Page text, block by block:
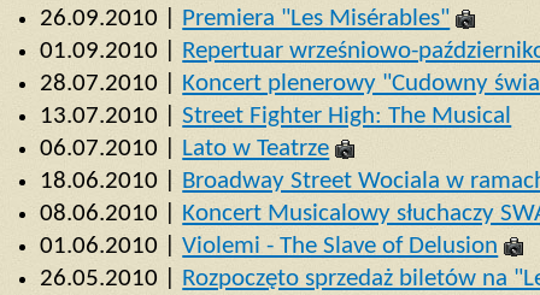
26.09.2010 | Premiera "Les Misérables"
01.09.2010 | Repertuar wrześniowo-
28.07.2010 | Koncert plenerowy "Cudowny
13.07.2010 |Street Fighter High: The Musical
06.07.2010 | Lato w Teatrze
18.06.2010 | Broadway Street Wociala w
08.06.2010 | Koncert Musicalowy słuchaczy
01.06.2010 |Violemi - The Slave of Delusion
26.05.2010 | Rozpoczęto sprzedaż biletów na